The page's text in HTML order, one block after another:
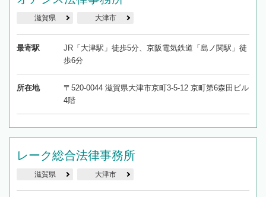
滋賀県 大津市
最寄駅
JR「大津駅」徒歩5分、京阪電気鉄道「島ノ関駅」徒
歩6分
所在地
〒520-0044 滋賀県大津市京町3-5-12 京町第6森田ビル
4階
レーク総合法律事務所
滋賀県 大津市